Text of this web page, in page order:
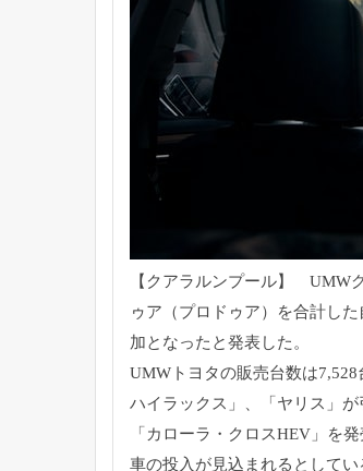
【クアラルンプール】 UMW
ゥア（プロドゥア）
を合計した
加となったと発表した。
UMWトヨタの販売台数は
ハイラックス」、「ヤリス」 が
「カローラ・ クロスHEV」を発
車の投入が見込まれるとしてい